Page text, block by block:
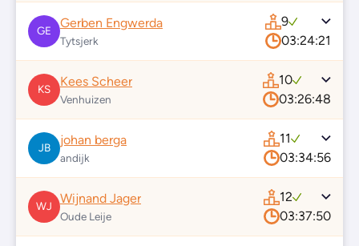
GE
Gerben Engwerda
Tytsjerk
9
03:24:21
KS
Kees Scheer
Venhuizen
10
03:26:48
JB
johan berga
andijk
11
03:34:56
WJ
Wijnand Jager
Oude Leije
12
03:37:50